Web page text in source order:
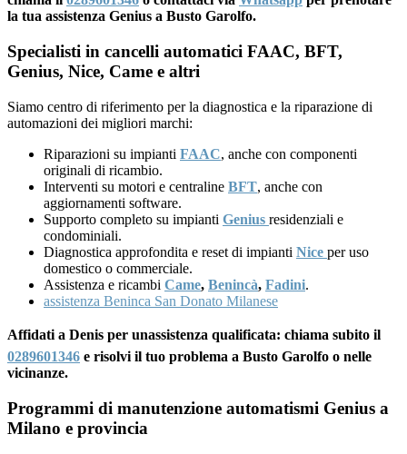
la tua assistenza Genius a Busto Garolfo.
Specialisti in cancelli automatici FAAC, BFT,
Genius, Nice, Came e altri
Siamo centro di riferimento per la diagnostica e la riparazione di
automazioni dei migliori marchi:
Riparazioni su impianti FAAC, anche con componenti
originali di ricambio.
Interventi su motori e centraline BFT, anche con
aggiornamenti software.
Supporto completo su impianti Genius residenziali e
condominiali.
Diagnostica approfondita e reset di impianti Nice per uso
domestico o commerciale.
Assistenza e ricambi Came, Benincà, Fadini.
assistenza Beninca San Donato Milanese
Affidati a Denis per unassistenza qualificata: chiama subito il
0289601346 e risolvi il tuo problema a Busto Garolfo o nelle
vicinanze.
Programmi di manutenzione automatismi Genius a
Milano e provincia